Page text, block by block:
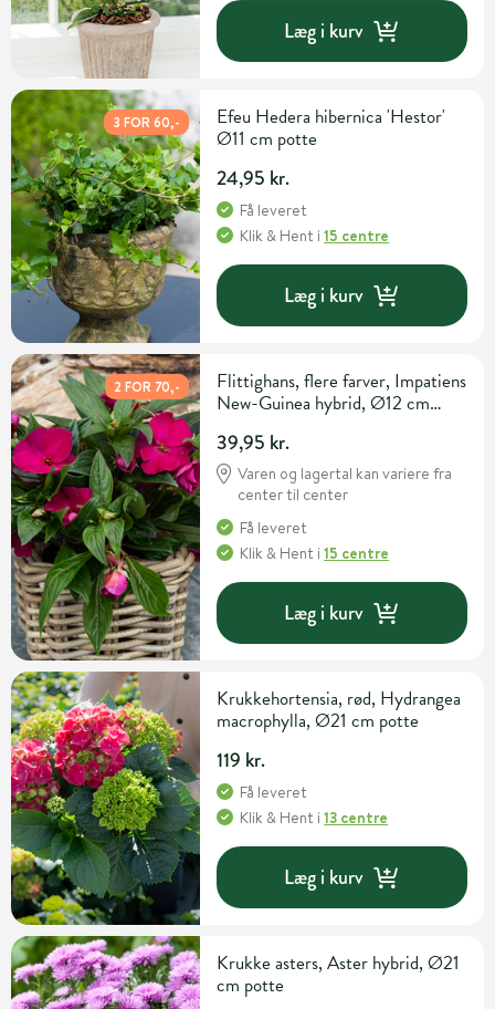
Læg i kurv
3 FOR 60,-
Efeu Hedera hibernica 'Hestor'
Ø11 cm potte
24,95 kr.
Få leveret
Klik & Hent i15 centre
Læg i kurv
2 FOR 70,-
Flittighans, flere farver, Impatiens
New-Guinea hybrid, Ø12 cm
39,95 kr.
Varen og lagertal kan variere fra
center til center
Få leveret
Klik & Hent i15 centre
Læg i kurv
Krukkehortensia, rød, Hydrangea
macrophylla, Ø21 cm potte
119 kr.
Få leveret
Klik & Hent i13 centre
Læg i kurv
Krukke asters, Aster hybrid, Ø21
cm potte